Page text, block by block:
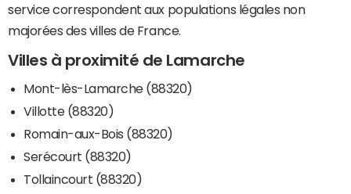
service correspondent aux populations légales non
majorées des villes de France.
Villes à proximité de Lamarche
Mont-lès-Lamarche (88320)
Villotte (88320)
Romain-aux-Bois (88320)
Serécourt (88320)
Tollaincourt (88320)